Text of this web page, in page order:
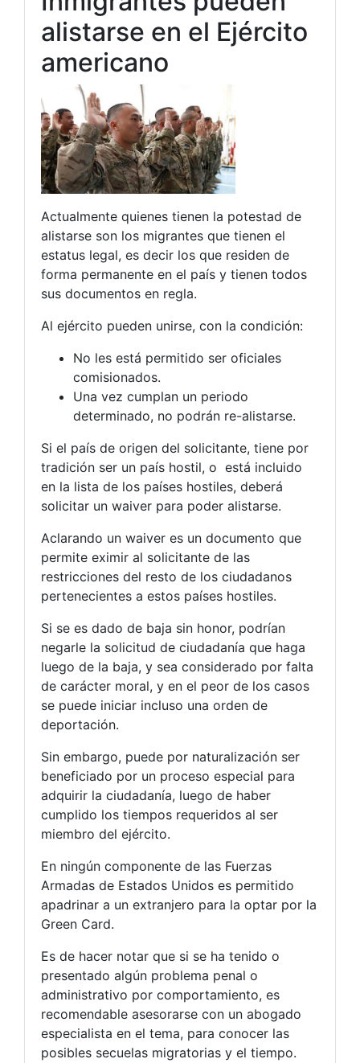
alistarse en el Ejército
americano
Actualmente quienes tienen la potestad de
alistarse son los migrantes que tienen el
estatus legal, es decir los que residen de
forma permanente en el país y tienen todos
sus documentos en regla.
Al ejército pueden unirse, con la condición:
No les está permitido ser oficiales
comisionados.
Una vez cumplan un periodo
determinado, no podrán re-alistarse.
Si el país de origen del solicitante, tiene por
tradición ser un país hostil, o está incluido
en la lista de los países hostiles, deberá
solicitar un waiver para poder alistarse.
Aclarando un waiver es un documento que
permite eximir al solicitante de las
restricciones del resto de los ciudadanos
pertenecientes a estos países hostiles.
Si se es dado de baja sin honor, podrían
negarle la solicitud de ciudadanía que haga
luego de la baja, y sea considerado por falta
de carácter moral, y en el peor de los casos
se puede iniciar incluso una orden de
deportación.
Sin embargo, puede por naturalización ser
beneficiado por un proceso especial para
adquirir la ciudadanía, luego de haber
cumplido los tiempos requeridos al ser
miembro del ejército.
En ningún componente de las Fuerzas
Armadas de Estados Unidos es permitido
apadrinar a un extranjero para la optar por la
Green Card.
Es de hacer notar que si se ha tenido o
presentado algún problema penal o
administrativo por comportamiento, es
recomendable asesorarse con un abogado
especialista en el tema, para conocer las
posibles secuelas migratorias y el tiempo.